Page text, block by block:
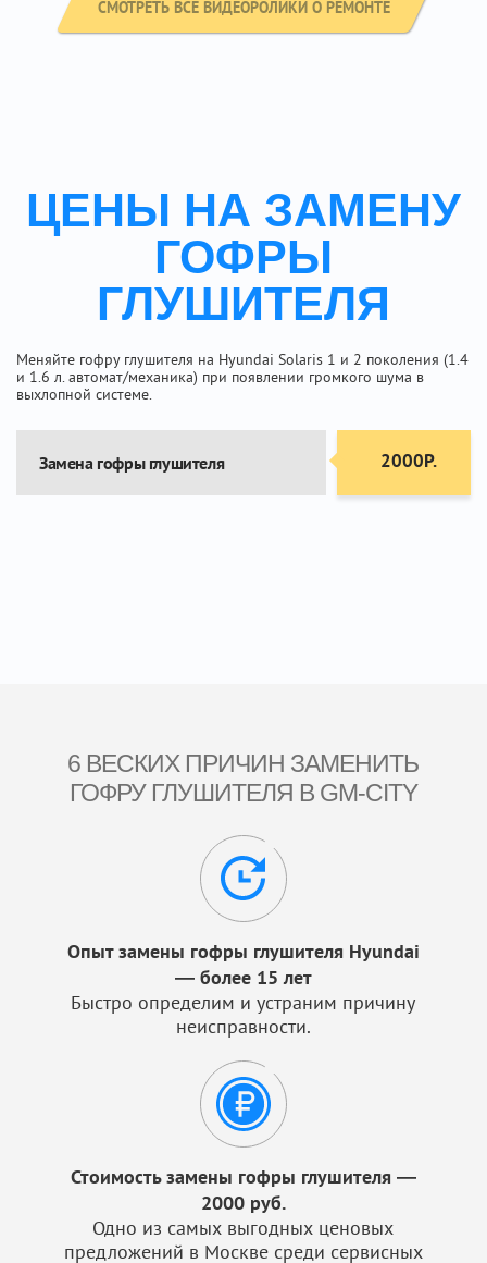
СМОТРЕТЬ ВСЕ ВИДЕОРОЛИКИ О РЕМОНТЕ
ЦЕНЫ НА ЗАМЕНУ
ГОФРЫ
ГЛУШИТЕЛЯ
Меняйте гофру глушителя на Hyundai Solaris 1 и 2 поколения (1.4
и 1.6 л. автомат/механика) при появлении громкого шума в
выхлопной системе.
Замена гофры глушителя 2000Р.
6 ВЕСКИХ ПРИЧИН ЗАМЕНИТЬ
ГОФРУ ГЛУШИТЕЛЯ В GM-CITY
Опыт замены гофры глушителя Hyundai
— более 15 лет
Быстро определим и устраним причину
неисправности.
Стоимость замены гофры глушителя —
2000 руб.
Одно из самых выгодных ценовых
предложений в Москве среди сервисных